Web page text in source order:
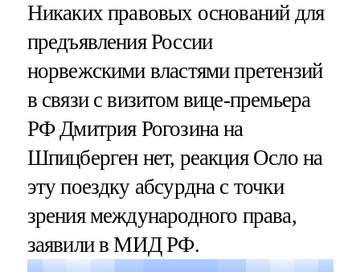
Никаких правовых оснований для
предъявления России
норвежскими властями претензий
в связи с визитом вице-премьера
РФ Дмитрия Рогозина на
Шпицберген нет, реакция Осло на
эту поездку абсурдна с точки
зрения международного права,
заявили в МИД РФ.